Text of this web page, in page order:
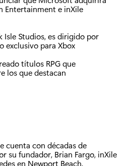
Entertainment e inXile
Isle Studios, es dirigido por
exclusivo para Xbox
títulos RPG que
los que destacan
cuenta con décadas de
su fundador, Brian Fargo, inXile
en Newport Beach,